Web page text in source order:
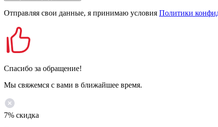
Отправляя свои данные, я принимаю условия Политики
Спасибо за обращение!
Мы свяжемся с вами в ближайшее время.
7% скидка